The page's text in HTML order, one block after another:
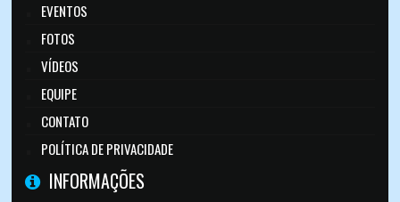
EVENTOS
FOTOS
VÍDEOS
EQUIPE
CONTATO
POLÍTICA DE PRIVACIDADE
INFORMAÇÕES